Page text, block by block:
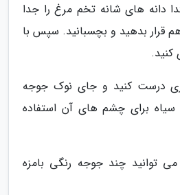
دانه های شانه تخم مرغ را جدا
قرار بدهید و بچسبانید. سپس با
کنید.
درست کنید و جای نوک جوجه
سیاه برای چشم های آن استفاده
توانید چند جوجه رنگی بامزه